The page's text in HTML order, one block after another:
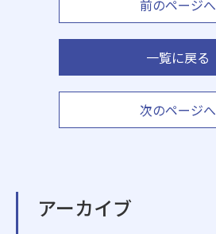
前のページへ
一覧に戻る
次のページへ
アーカイブ